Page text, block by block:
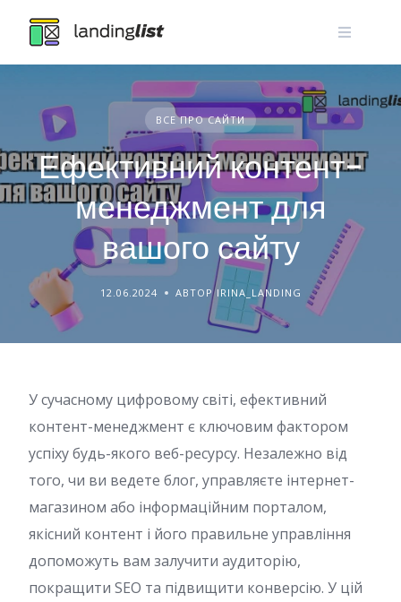
content
ВСЕ ПРО САЙТИ
Ефективний контент-
менеджмент для
вашого сайту
12.06.2024 АВТОР IRINA_LANDING
У сучасному цифровому світі, ефективний
контент-менеджмент є ключовим фактором
успіху будь-якого веб-ресурсу. Незалежно від
того, чи ви ведете блог, управляєте інтернет-
магазином або інформаційним порталом,
якісний контент і його правильне управління
допоможуть вам залучити аудиторію,
покращити SEO та підвищити конверсію. У цій